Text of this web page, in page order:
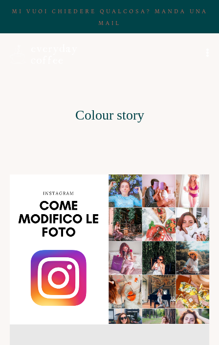
MI VUOI CHIEDERE QUALCOSA? MANDA UNA
MAIL
Colour story